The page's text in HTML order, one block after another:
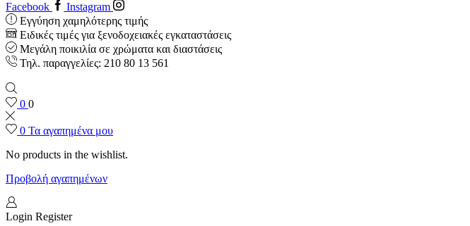
Facebook
Instagram
Εγγύηση χαμηλότερης τιμής
Ειδικές τιμές για ξενοδοχειακές εγκαταστάσεις
Μεγάλη ποικιλία σε χρώματα και διαστάσεις
Τηλ. παραγγελίες: 210 80 13 561
0 0
0 Τα αγαπημένα μου
No products in the wishlist.
Προβολή αγαπημένων
Login Register